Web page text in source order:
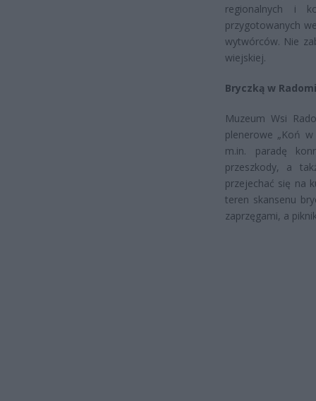
regionalnych i
przygotowanych
wytwórców. Nie
wiejskiej.
Bryczką w
Muzeum Wsi
plenerowe „Koń
m.in. paradę
przeszkody, a
przejechać się na
teren skansenu
zaprzęgami, a